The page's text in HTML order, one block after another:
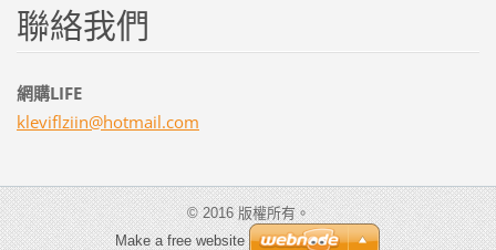
聯絡我們
網購LIFE
kleviflziin@hotmail.com
© 2016 版權所有。
Make a free website